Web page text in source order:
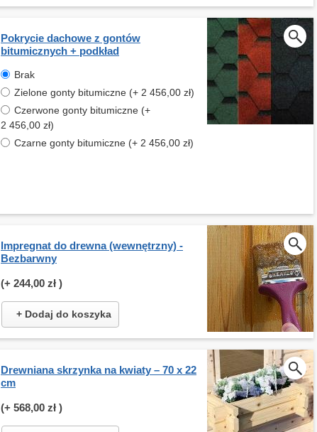
Pokrycie dachowe z gontów
bitumicznych + podkład
Brak
Zielone gonty bitumiczne (+ 2 456,00 zł)
Czerwone gonty bitumiczne (+
2 456,00 zł)
Czarne gonty bitumiczne (+ 2 456,00 zł)
Impregnat do drewna (wewnętrzny) -
Bezbarwny
(+ 244,00 zł )
+ Dodaj do koszyka
Drewniana skrzynka na kwiaty – 70 x 22
cm
(+ 568,00 zł )